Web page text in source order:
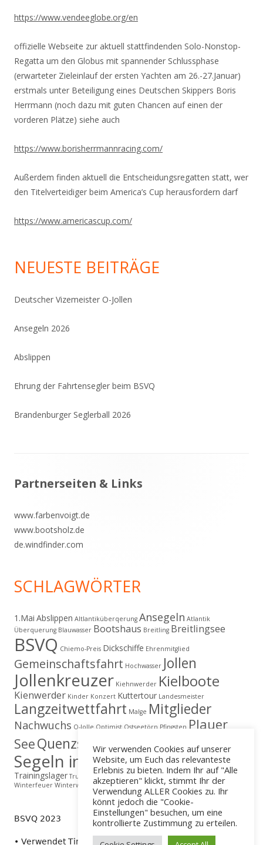
https://www.vendeeglobe.org/en
offizielle Webseite zur aktuell stattfindenden Solo-Nonstop-
Regatta um den Globus mit spannender Schlussphase
(erwarteter Zieleinlauf der ersten Yachten am 26.-27.Januar)
erstmals unter Beteiligung eines Deutschen Skippers Boris
Herrmann (noch dazu mit guten Chancen auf einen der
vorderen Plätze) siehe auch
https://www.borisherrmannracing.com/
Außerdem finden aktuell die Entscheidungsregatten statt, wer
den Titelverteidiger beim America’s Cup herausfordern darf
https://www.americascup.com/
NEUESTE BEITRÄGE
Deutscher Vizemeister O-Jollen
Ansegeln 2026
Abslippen
Ehrung der Fahrtensegler beim BSVQ
Brandenburger Seglerball 2026
Inhalt
Partnerseiten & Links
www.farbenvoigt.de
www.bootsholz.de
de.windfinder.com
SCHLAGWÖRTER
1.Mai Abslippen Altlantiküberqerung Ansegeln Atlantik
Überquerung Blauwasser Bootshaus Breitling Breitlingsee
BSVQ Chiemo-Preis Dickschiffe Ehrenmitglied
Gemeinschaftsfahrt Hochwasser Jollen
Jollenkreuzer Kiehnwerder Kielboote
Kienwerder Kinder Konzert Kuttertour Landesmeister
Langzeitwettfahrt Malge Mitglieder
Nachwuchs O-Jolle Optimist Ostseetörn Pfingsten Plauer
SeeQuenzseeRegatta Schäfer Segelerlebnis
Segeln in Brandenburg Till Eulenspiegel
Trainingslager True Love Vereinsvergüngen Wahveranstaltung
Winterfeuer Winterwanderung
BSVQ 2023
• VerwendetTiny Framework • Anmelden
Wir verwenden Cookies auf unserer
Website, um Euch das relevanteste
Erlebnis zu bieten. Indem Ihr auf "Alle
akzeptieren" klickt, stimmt Ihr der
Verwendung ALLER Cookies zu. Ihr
könnt jedoch die "Cookie-
Einstellungen" besuchen, um eine
kontrollierte Zustimmung zu erteilen.